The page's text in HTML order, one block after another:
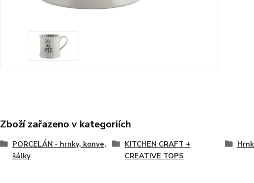
Zboží zařazeno v kategoriích
PORCELÁN - hrnky, konve,
šálky
KITCHEN CRAFT +
CREATIVE TOPS